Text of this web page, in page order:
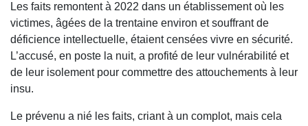
Les faits remontent à 2022 dans un établissement où les
victimes, âgées de la trentaine environ et souffrant de
déficience intellectuelle, étaient censées vivre en sécurité.
L’accusé, en poste la nuit, a profité de leur vulnérabilité et
de leur isolement pour commettre des attouchements à leur
insu.
Le prévenu a nié les faits, criant à un complot, mais cela